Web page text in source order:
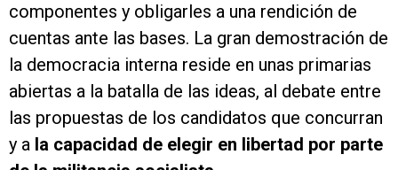
componentes y obligarles a una rendición de
cuentas ante las bases. La gran demostración de
la democracia interna reside en unas primarias
abiertas a la batalla de las ideas, al debate entre
las propuestas de los candidatos que concurran
y a la capacidad de elegir en libertad por parte